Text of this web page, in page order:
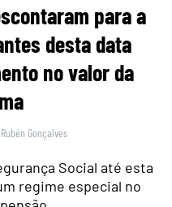
para a
desta data
no valor da
Rubén Gonçalves
Social até esta
regime especial no